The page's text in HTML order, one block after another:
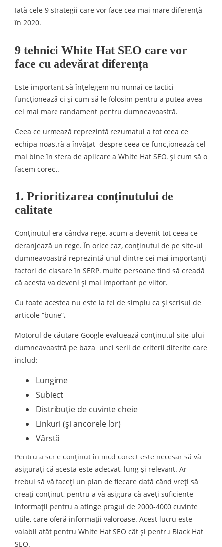
Iată cele 9 strategii care vor face cea mai mare diferență
în 2020.
9 tehnici White Hat SEO care vor
face cu adevărat diferența
Este important să înțelegem nu numai ce tactici
funcționează ci și cum să le folosim pentru a putea avea
cel mai mare randament pentru dumneavoastră.
Ceea ce urmează reprezintă rezumatul a tot ceea ce
echipa noastră a învățat despre ceea ce funcționează cel
mai bine în sfera de aplicare a White Hat SEO, și cum să o
facem corect.
1. Prioritizarea conținutului de
calitate
Conținutul era cândva rege, acum a devenit tot ceea ce
deranjează un rege. În orice caz, conținutul de pe site-ul
dumneavoastră reprezintă unul dintre cei mai importanți
factori de clasare în SERP, multe persoane tind să creadă
că acesta va deveni și mai important pe viitor.
Cu toate acestea nu este la fel de simplu ca și scrisul de
articole “bune”.
Motorul de căutare Google evaluează conținutul site-ului
dumneavoastră pe baza unei serii de criterii diferite care
includ:
Lungime
Subiect
Distribuție de cuvinte cheie
Linkuri (și ancorele lor)
Vârstă
Pentru a scrie conținut în mod corect este necesar să vă
asigurați că acesta este adecvat, lung și relevant. Ar
trebui să vă faceți un plan de fiecare dată când vreți să
creați conținut, pentru a vă asigura că aveți suficiente
informații pentru a atinge pragul de 2000-4000 cuvinte
utile, care oferă informații valoroase. Acest lucru este
valabil atât pentru White Hat SEO cât și pentru Black Hat
SEO.